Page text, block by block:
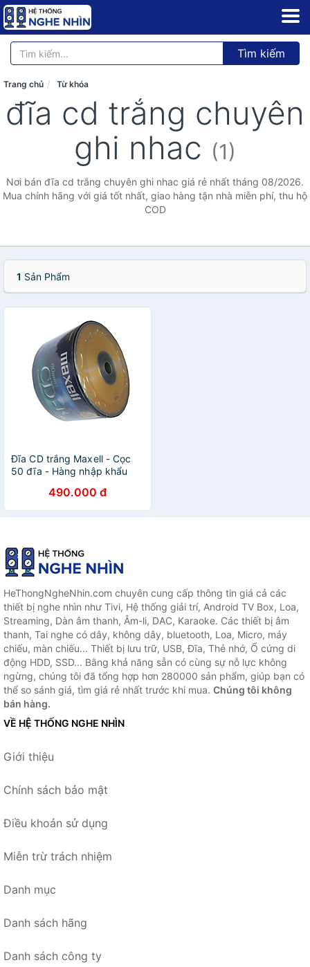
Tìm kiếm
Trang chủ Từ khóa
đĩa cd trắng chuyên
ghi nhac (1)
Nơi bán đĩa cd trắng chuyên ghi nhac giá rẻ nhất tháng 08/2026.
Mua chính hãng với giá tốt nhất, giao hàng tận nhà miễn phí, thu hộ
COD
1 Sản Phẩm
Đĩa CD trắng Maxell - Cọc
50 đĩa - Hàng nhập khẩu
490.000 đ
HeThongNgheNhin.com chuyên cung cấp thông tin giá cả các
thiết bị nghe nhìn như Tivi, Hệ thống giải trí, Android TV Box, Loa,
Streaming, Dàn âm thanh, Âm-li, DAC, Karaoke. Các thiết bị âm
thanh, Tai nghe có dây, không dây, bluetooth, Loa, Micro, máy
chiếu, màn chiếu... Thiết bị lưu trữ, USB, Đĩa, Thẻ nhớ, Ổ cứng di
động HDD, SSD... Bằng khả năng sẵn có cùng sự nỗ lực không
ngừng, chúng tôi đã tổng hợp hơn 280000 sản phẩm, giúp bạn có
thể so sánh giá, tìm giá rẻ nhất trước khi mua. Chúng tôi không
bán hàng.
VỀ HỆ THỐNG NGHE NHÌN
Giới thiệu
Chính sách bảo mật
Điều khoản sử dụng
Miễn trừ trách nhiệm
Danh mục
Danh sách hãng
Danh sách công ty